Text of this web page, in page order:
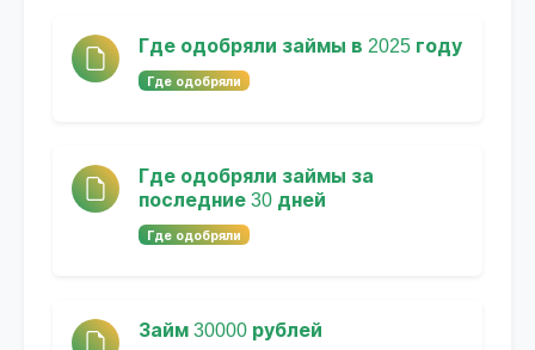
Где одобряли займы в 2025 году
Где одобряли
Где одобряли займы за
последние 30 дней
Где одобряли
Займ 30000 рублей